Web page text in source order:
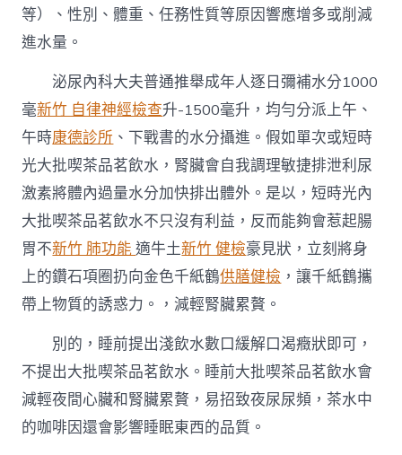
等）、性別、體重、任務性質等原因響應增多或削減
進水量。
泌尿內科大夫普通推舉成年人逐日彌補水分1000
毫新竹 自律神經檢查升-1500毫升，均勻分派上午、
午時康德診所 、下戰書的水分攝進。假如單次或短時
光大批喫茶品茗飲水，腎臟會自我調理敏捷排泄利尿
激素將體內過量水分加快排出體外。是以，短時光內
大批喫茶品茗飲水不只沒有利益，反而能夠會惹起腸
胃不新竹 肺功能適牛土新竹 健檢豪見狀，立刻將身
上的鑽石項圈扔向金色千紙鶴供膳健檢 ，讓千紙鶴攜
帶上物質的誘惑力。，減輕腎臟累贅。
別的，睡前提出淺飲水數口緩解口渴癥狀即可，
不提出大批喫茶品茗飲水。睡前大批喫茶品茗飲水會
減輕夜間心臟和腎臟累贅，易招致夜尿尿頻，茶水中
的咖啡因還會影響睡眠東西的品質。